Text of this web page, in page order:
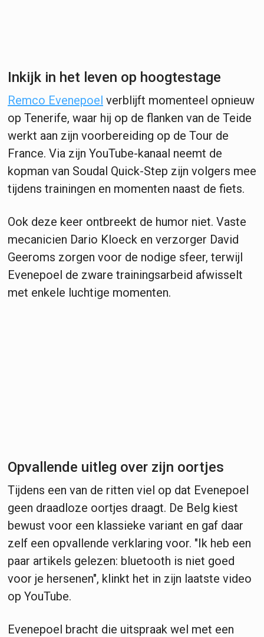
Inkijk in het leven op hoogtestage
Remco Evenepoel verblijft momenteel opnieuw
op Tenerife, waar hij op de flanken van de Teide
werkt aan zijn voorbereiding op de Tour de
France. Via zijn YouTube-kanaal neemt de
kopman van Soudal Quick-Step zijn volgers mee
tijdens trainingen en momenten naast de fiets.
Ook deze keer ontbreekt de humor niet. Vaste
mecanicien Dario Kloeck en verzorger David
Geeroms zorgen voor de nodige sfeer, terwijl
Evenepoel de zware trainingsarbeid afwisselt
met enkele luchtige momenten.
Opvallende uitleg over zijn oortjes
Tijdens een van de ritten viel op dat Evenepoel
geen draadloze oortjes draagt. De Belg kiest
bewust voor een klassieke variant en gaf daar
zelf een opvallende verklaring voor. "Ik heb een
paar artikels gelezen: bluetooth is niet goed
voor je hersenen", klinkt het in zijn laatste video
op YouTube.
Evenepoel bracht die uitspraak wel met een